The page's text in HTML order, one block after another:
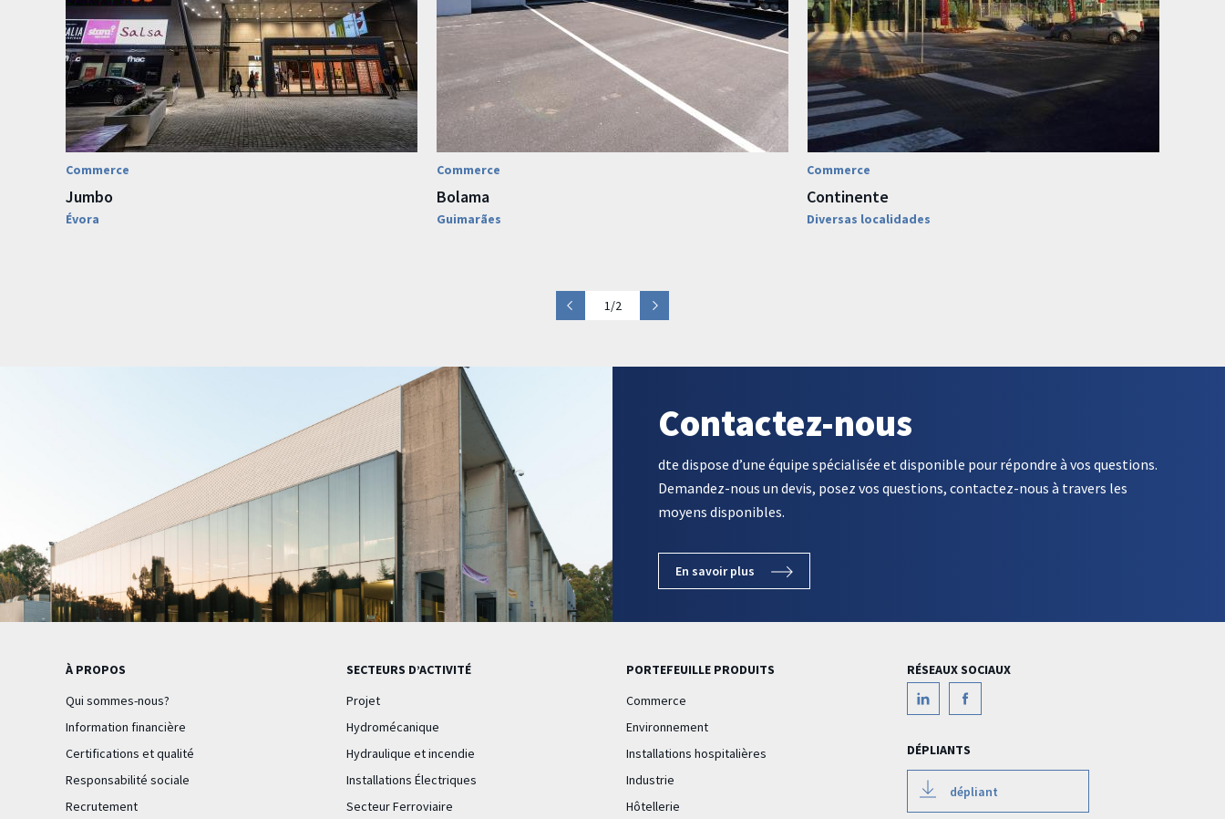
Commerce
Jumbo
Évora
Commerce
Bolama
Guimarães
Commerce
Continente
Diversas localidades
1/2
Contactez-nous
dte dispose d’une équipe spécialisée et disponible pour répondre à vos questions.
Demandez-nous un devis, posez vos questions, contactez-nous à travers les
moyens disponibles.
En savoir plus
À PROPOS
Qui sommes-nous?
Information financière
Certifications et qualité
Responsabilité sociale
Recrutement
SECTEURS D’ACTIVITÉ
Projet
Hydromécanique
Hydraulique et incendie
Installations Électriques
Secteur Ferroviaire
PORTEFEUILLE PRODUITS
Commerce
Environnement
Installations hospitalières
Industrie
Hôtellerie
RÉSEAUX SOCIAUX
DÉPLIANTS
dépliant